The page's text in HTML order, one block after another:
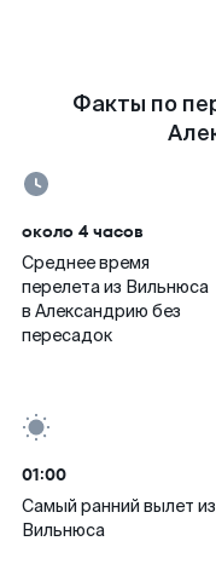
Факты по
около 4 часов
Среднее время
перелета из Вильнюса
в Александрию без
пересадок
01:00
Самый ранний вылет из
Вильнюса